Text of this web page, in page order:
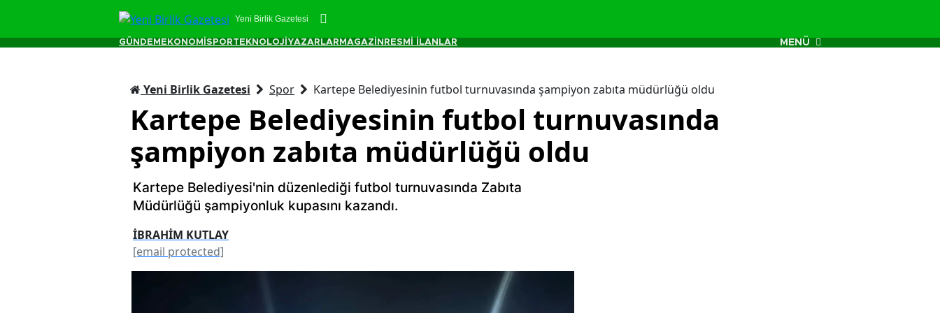
Yeni Birlik Gazetesi
GÜNDEM EKONOMİ SPORTEKNOLOJİ YAZARLAR MAGAZİN RESMİ İLANLAR MENÜ
Yeni Birlik Gazetesi Spor Kartepe Belediyesinin futbol turnuvasında şampiyon zabıta müdürlüğü oldu
Kartepe Belediyesinin futbol turnuvasında
şampiyon zabıta müdürlüğü oldu
Kartepe Belediyesi'nin düzenlediği futbol turnuvasında Zabıta
Müdürlüğü şampiyonluk kupasını kazandı.
İBRAHİM KUTLAY
[email protected]